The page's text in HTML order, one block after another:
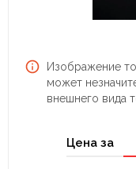
Изображение
может
внешнего вида
Цена за